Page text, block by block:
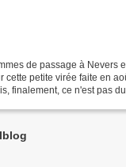
de passage à Nevers
cette petite virée faite en
finalement, ce n'est pas